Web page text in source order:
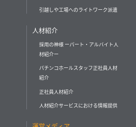
引越しや工場へのライトワーク派遣
人材紹介
採用の神様 ーパート・アルバイト人
材紹介ー
パチンコホールスタッフ正社員人材
紹介
正社員人材紹介
人材紹介サービスにおける情報提供